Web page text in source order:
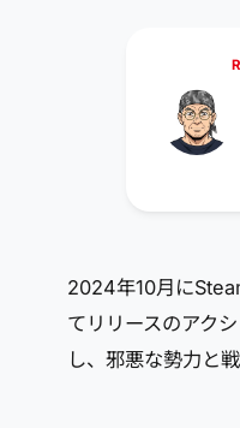
2024年10月に
てリリースのアク
し、邪悪な勢力と